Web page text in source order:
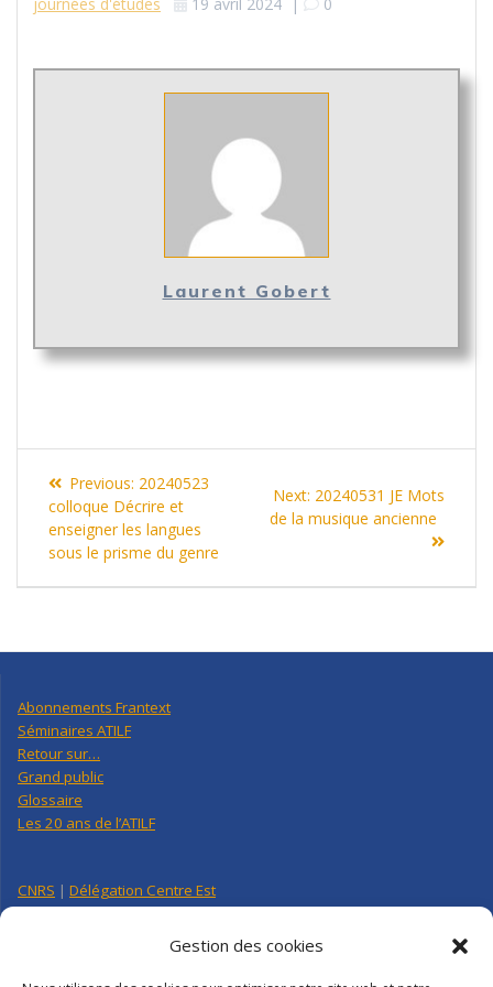
Gestion des cookies
journées d'études
19 avril 2024 | 0
Laurent Gobert
Navigation
de
l’article
Previous: Previous
post:
20240523
colloque Décrire et
enseigner les langues
sous le prisme du genre
Next: Next
post:
20240531 JE Mots
de la musique ancienne
Abonnements Frantext
Séminaires ATILF
Retour sur…
Grand public
Glossaire
Les 20 ans de l’ATILF
CNRS | Délégation Centre Est
Université de Lorraine
CNRS Hebdo Centre-Est